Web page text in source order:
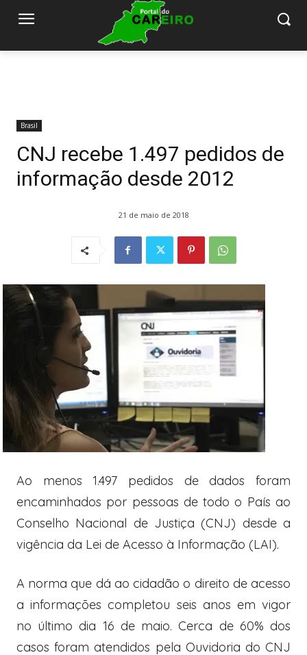
Brasil
CNJ recebe 1.497 pedidos de
informação desde 2012
21 de maio de 2018
Ao menos 1.497 pedidos de dados foram
encaminhados por pessoas de todo o País ao
Conselho Nacional de Justiça (CNJ) desde a
vigência da Lei de Acesso à Informação (LAI).
A norma que dá ao cidadão o direito de acesso
a informações completou seis anos em vigor
no último dia 16 de maio. Cerca de 60% dos
casos foram atendidos pela Ouvidoria do CNJ